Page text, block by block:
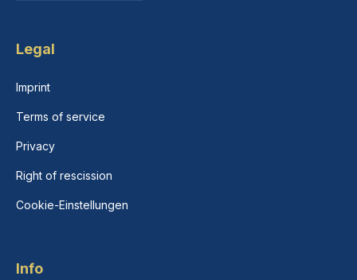
Legal
Imprint
Terms of service
Privacy
Right of rescission
Cookie-Einstellungen
Info